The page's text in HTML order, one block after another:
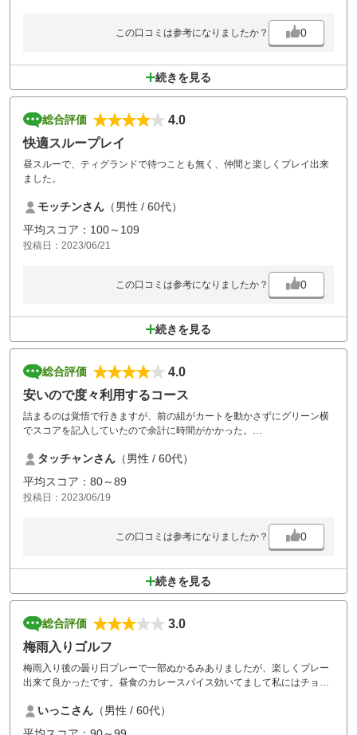
この口コミは参考になりましたか？ 0
続きを見る
総合評価
4.0
快適スループレイ
昼スルーで、ティグランドで待つことも無く、仲間と楽しくプレイ出来
ました。
モッチンさん （男性 / 60代）
平均スコア：100～109
投稿日：2023/06/21
この口コミは参考になりましたか？ 0
続きを見る
総合評価
4.0
安いので度々利用するコース
詰まるのは覚悟で行きますが、前の組がカートを動かさずにグリーン横
でスコアを記入していたので余計に時間がかかった。
タッチャンさん （男性 / 60代）
平均スコア：80～89
投稿日：2023/06/19
この口コミは参考になりましたか？ 0
続きを見る
総合評価
3.0
梅雨入りゴルフ
梅雨入り後の曇り日プレーで一部ぬかるみありましたが、楽しくプレー
出来て良かったです。昼食のカレースパイス効いてまして私にはチョッ
いっこさん （男性 / 60代）